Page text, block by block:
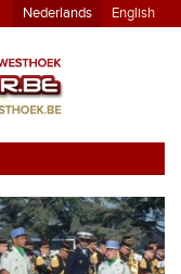
Nederlands English